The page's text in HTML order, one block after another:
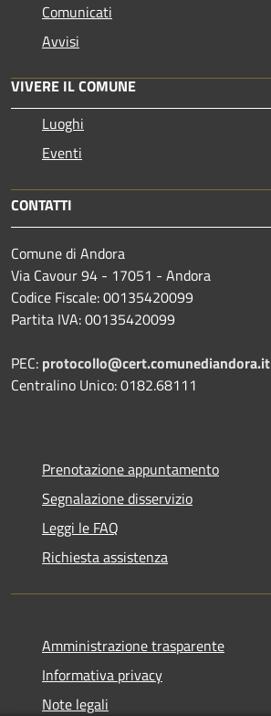
Comunicati
Avvisi
VIVERE IL COMUNE
Luoghi
Eventi
CONTATTI
Comune di Andora
Via Cavour 94 - 17051 - Andora
Codice Fiscale: 00135420099
Partita IVA: 00135420099
PEC: protocollo@cert.comunediandora.it
Centralino Unico: 0182.68111
Prenotazione appuntamento
Segnalazione disservizio
Leggi le FAQ
Richiesta assistenza
Amministrazione trasparente
Informativa privacy
Note legali